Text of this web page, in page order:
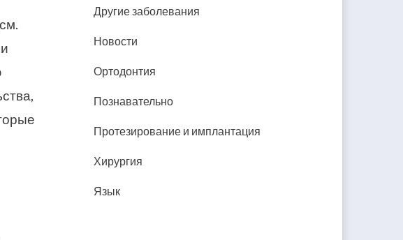
Другие заболевания
Новости
Ортодонтия
Познавательно
Протезирование и имплантация
Хирургия
Язык